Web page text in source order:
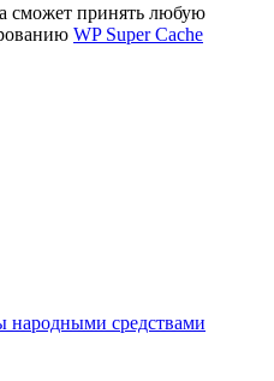
народными средствами
cможет принять любую
WP Super Cache